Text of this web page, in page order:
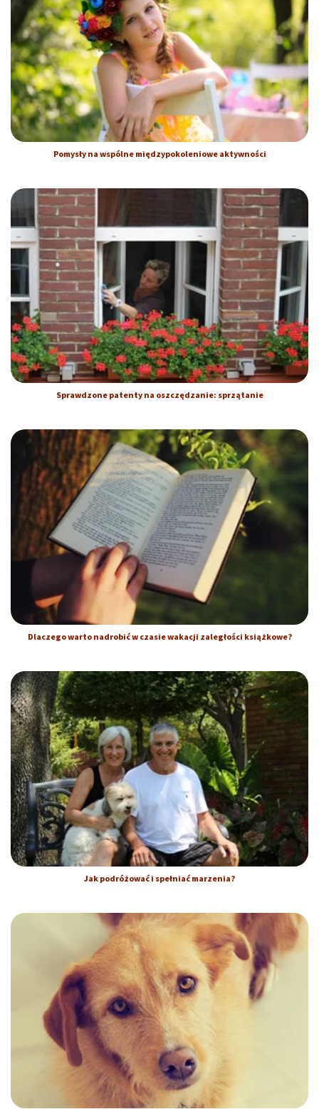
Pomysły na wspólne międzypokoleniowe aktywności
Sprawdzone patenty na oszczędzanie: sprzątanie
Dlaczego warto nadrobić w czasie wakacji zaległości książkowe?
Jak podróżować i spełniać marzenia?